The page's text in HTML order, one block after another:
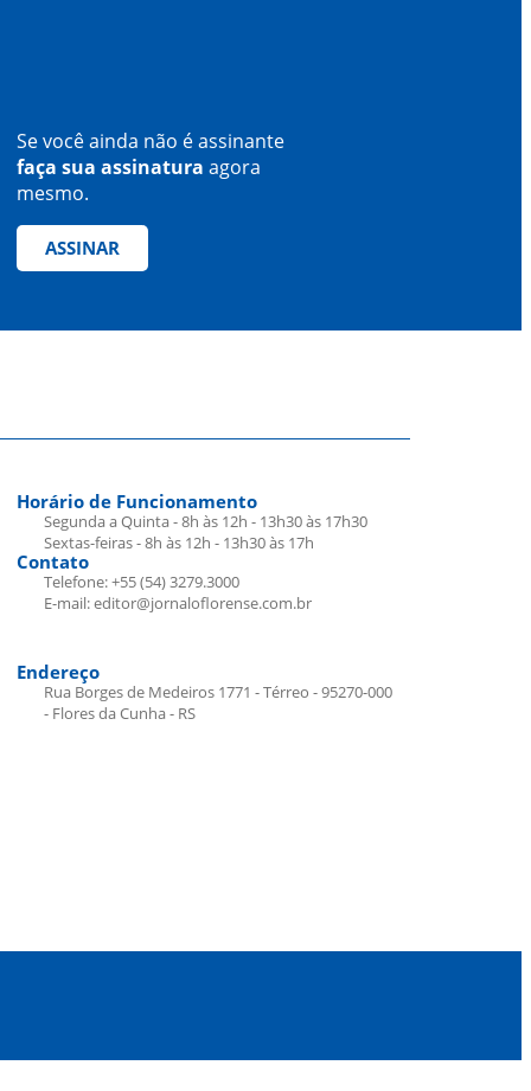
Se você ainda não é assinante
faça sua assinatura agora
mesmo.
ASSINAR
Horário de Funcionamento
Segunda a Quinta - 8h às 12h - 13h30 às 17h30
Sextas-feiras - 8h às 12h - 13h30 às 17h
Contato
Telefone: +55 (54) 3279.3000
E-mail: editor@jornaloflorense.com.br
Endereço
Rua Borges de Medeiros 1771 - Térreo - 95270-000
- Flores da Cunha - RS